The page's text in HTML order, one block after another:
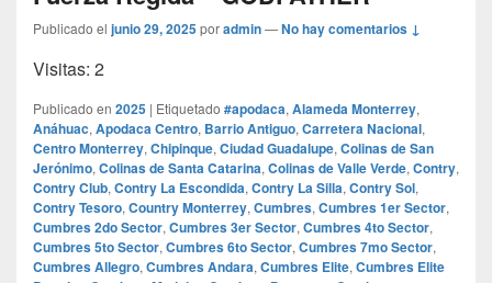
Publicado el junio 29, 2025poradmin—No hay comentarios ↓
Visitas: 2
Publicado en 2025 | Etiquetado #apodaca, Alameda Monterrey,
Anáhuac, Apodaca Centro, Barrio Antiguo, Carretera Nacional,
Centro Monterrey, Chipinque, Ciudad Guadalupe, Colinas de San
Jerónimo, Colinas de Santa Catarina, Colinas de Valle Verde, Contry,
Contry Club, Contry La Escondida, Contry La Silla, Contry Sol,
Contry Tesoro, Country Monterrey, Cumbres, Cumbres 1er Sector,
Cumbres 2do Sector, Cumbres 3er Sector, Cumbres 4to Sector,
Cumbres 5to Sector, Cumbres 6to Sector, Cumbres 7mo Sector,
Cumbres Allegro, Cumbres Andara, Cumbres Elite, Cumbres Elite